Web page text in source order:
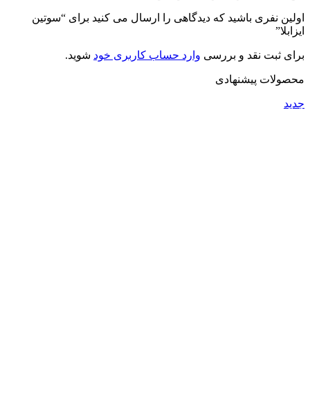
اولین نفری باشید که دیدگاهی را ارسال می کنید برای “سوتین
ایزابلا”
برای ثبت نقد و بررسی وارد حساب کاربری خود شوید.
محصولات پیشنهادی
جدید